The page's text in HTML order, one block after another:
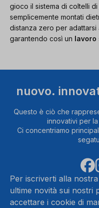
gioco il sistema di coltelli
semplicemente montati
distanza zero per adattarsi
garantendo così un lavoro
nuovo.
Questo è ciò che
innovativi per
Ci concentriamo
Per iscriverti alla
ultime novità sui nostri
accettare i cookie di